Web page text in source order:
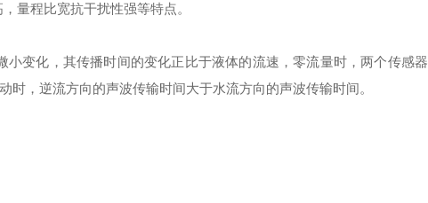
量程比宽抗干扰性强等特点。
化，其传播时间的变化正比于液体的流速，零流量时，两个传感器
，逆流方向的声波传输时间大于水流方向的声波传输时间。